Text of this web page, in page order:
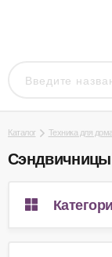
Каталог Техника для дома